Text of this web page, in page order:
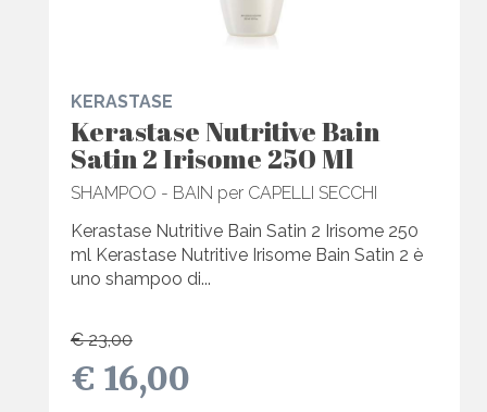
KERASTASE
Kerastase Nutritive Bain
Satin 2 Irisome 250 Ml
SHAMPOO - BAIN per CAPELLI SECCHI
Kerastase Nutritive Bain Satin 2 Irisome 250
ml Kerastase Nutritive Irisome Bain Satin 2 è
uno shampoo di...
€ 23,00
€ 16,00